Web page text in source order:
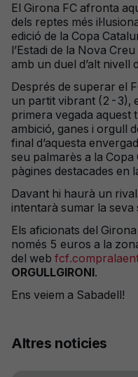
El Girona FC afronta
dels reptes més
edició de la Copa
l’Estadi de la Nova
amb un duel d’alt nivell
Després de superar el
un partit vibrant (2-3),
primera vegada aquest
ambició, ganes i orgull
final d’aquesta
seu palmarès a la
pàgines destacades en
Davant hi haurà un
intentarà sumar la seva
Els aficionats del
només 5 euros a la
del web
ORGULLGIRONI.
Ens veiem a Sabadell!
Altres noticies